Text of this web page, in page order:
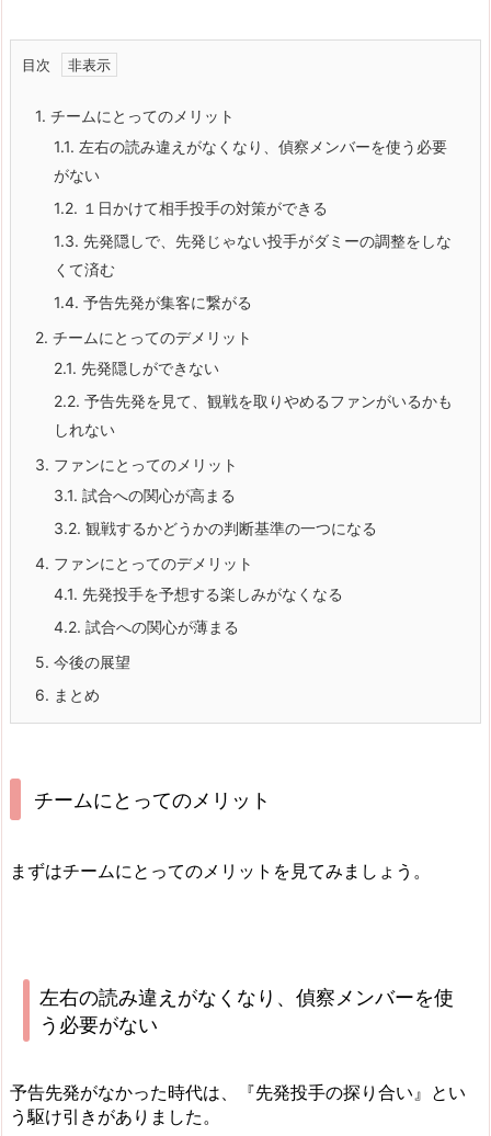
目次
1. チームにとってのメリット
1.1. 左右の読み違えがなくなり、偵察メンバーを使う必要
がない
1.2. １日かけて相手投手の対策ができる
1.3. 先発隠しで、先発じゃない投手がダミーの調整をしな
くて済む
1.4. 予告先発が集客に繋がる
2. チームにとってのデメリット
2.1. 先発隠しができない
2.2. 予告先発を見て、観戦を取りやめるファンがいるかも
しれない
3. ファンにとってのメリット
3.1. 試合への関心が高まる
3.2. 観戦するかどうかの判断基準の一つになる
4. ファンにとってのデメリット
4.1. 先発投手を予想する楽しみがなくなる
4.2. 試合への関心が薄まる
5. 今後の展望
6. まとめ
チームにとってのメリット
まずはチームにとってのメリットを見てみましょう。
左右の読み違えがなくなり、偵察メンバーを使
う必要がない
予告先発がなかった時代は、『先発投手の探り合い』とい
う駆け引きがありました。